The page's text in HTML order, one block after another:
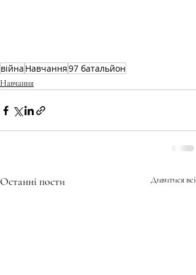
війна Навчання97 батальйон
Навчання
Останні пости Дивитися всі